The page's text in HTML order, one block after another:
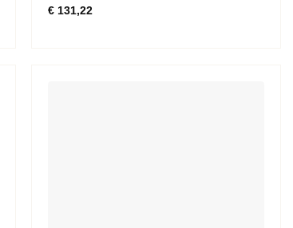
Gewaardeerd
€ 131,22